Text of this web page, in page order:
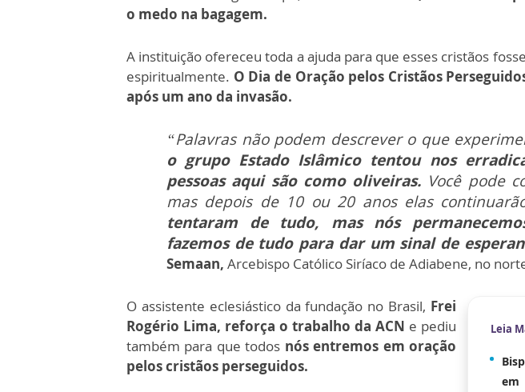
o medo na bagagem.
A instituição ofereceu toda a ajuda para que esses cristãos
espiritualmente. O Dia de Oração pelos Cristãos
após um ano da invasão.
“Palavras não podem descrever o que
o grupo Estado Islâmico tentou nos
pessoas aqui são como oliveiras. Você pode
mas depois de 10 ou 20 anos elas
tentaram de tudo, mas nós
fazemos de tudo para dar um sinal de
Semaan, Arcebispo Católico Siríaco de Adiabene, no
Leia
em
O assistente eclesiástico da fundação no Brasil, Frei
Rogério Lima, reforça o trabalho da ACN e pediu
também para que todos nós entremos em oração
pelos cristãos perseguidos.